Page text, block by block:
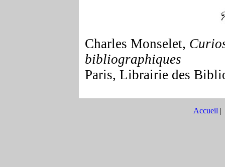
Charles Monselet, Cu
bibliographiques
Paris, Librairie des
Accueil |